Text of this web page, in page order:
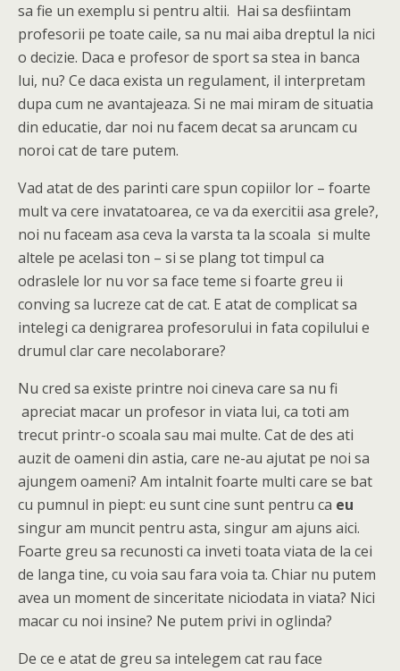
sa fie un exemplu si pentru altii. Hai sa desfiintam
profesorii pe toate caile, sa nu mai aiba dreptul la nici
o decizie. Daca e profesor de sport sa stea in banca
lui, nu? Ce daca exista un regulament, il interpretam
dupa cum ne avantajeaza. Si ne mai miram de situatia
din educatie, dar noi nu facem decat sa aruncam cu
noroi cat de tare putem.
Vad atat de des parinti care spun copiilor lor – foarte
mult va cere invatatoarea, ce va da exercitii asa grele?,
noi nu faceam asa ceva la varsta ta la scoala si multe
altele pe acelasi ton – si se plang tot timpul ca
odraslele lor nu vor sa face teme si foarte greu ii
conving sa lucreze cat de cat. E atat de complicat sa
intelegi ca denigrarea profesorului in fata copilului e
drumul clar care necolaborare?
Nu cred sa existe printre noi cineva care sa nu fi
apreciat macar un profesor in viata lui, ca toti am
trecut printr-o scoala sau mai multe. Cat de des ati
auzit de oameni din astia, care ne-au ajutat pe noi sa
ajungem oameni? Am intalnit foarte multi care se bat
cu pumnul in piept: eu sunt cine sunt pentru ca eu
singur am muncit pentru asta, singur am ajuns aici.
Foarte greu sa recunosti ca inveti toata viata de la cei
de langa tine, cu voia sau fara voia ta. Chiar nu putem
avea un moment de sinceritate niciodata in viata? Nici
macar cu noi insine? Ne putem privi in oglinda?
De ce e atat de greu sa intelegem cat rau face